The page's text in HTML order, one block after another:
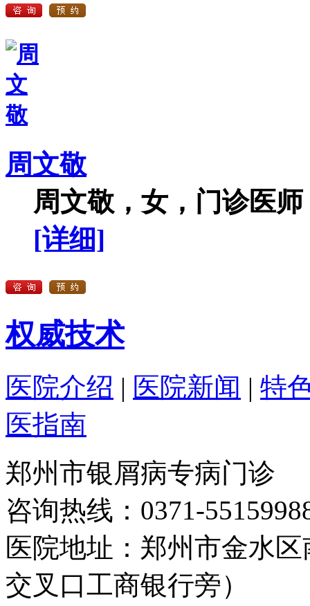
周文敬
周文敬，女，门诊医
[详细]
权威技术
医院介绍 | 医院新闻 | 特
医指南
郑州市银屑病专病门诊
咨询热线：0371-
医院地址：郑州市金水
交叉口工商银行旁）